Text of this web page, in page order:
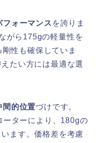
ォーマンス を誇りま
がら175gの軽量性を
性も確保していま
たい方には最適な選
間的位置づけです。
ーターにより、180gの
ます。価格差を考慮